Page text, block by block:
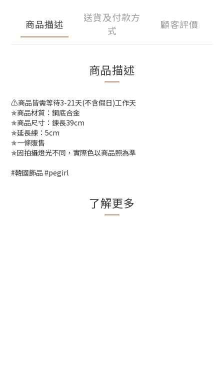
商品描述
送貨及付款方
式
顧客評價
商品描述
⚠️商品皆需等待3-21天(不含假日)工作天
✯商品材質：鋼底合金
✯商品尺寸：鍊長39cm
✯延長練：5cm
✯一條販售
✯因拍攝燈光不同，實際色以商品照為準
#韓國飾品 #pegirl
了解更多